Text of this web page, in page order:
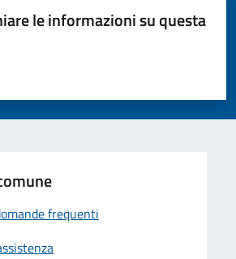
le informazioni su questa
5 stelle su 5
stelle su 5
su 5
5
frequenti